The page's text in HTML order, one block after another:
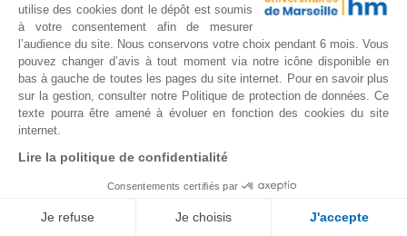
Cadre supérieur de santé :
V. LIZIER
Mail :veronique.lizier@ap-hm.fr
utilise des cookies dont le dépôt est soumis
à votre consentement afin de mesurer
l’audience du site. Nous conservons votre choix pendant 6 mois. Vous
pouvez changer d’avis à tout moment via notre icône disponible en
bas à gauche de toutes les pages du site internet. Pour en savoir plus
sur la gestion, consulter notre Politique de protection de données. Ce
texte pourra être amené à évoluer en fonction des cookies du site
internet.
Lire la politique de confidentialité
Consentements certifiés par
Je refuse Je choisis J'accepte